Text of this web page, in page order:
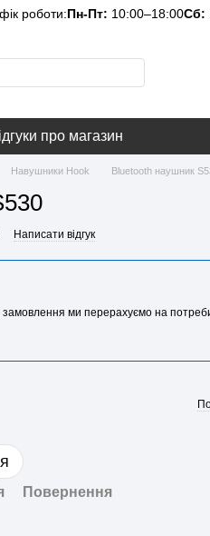
роботи:Пн-Пт: 10:00–18:00Сб:
про магазин
Навушники Hook Bluetooth наушник
Написати відгук
замовлення ми перерахуємо на
Повернення